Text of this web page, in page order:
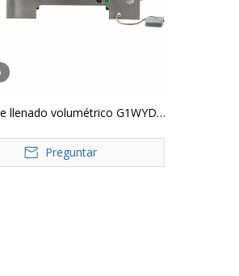
llenado volumétrico G1WYD,
comestible, Gel, máquina
Preguntar